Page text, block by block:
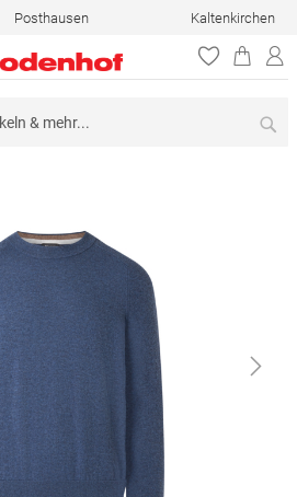
Posthausen Kaltenkirchen